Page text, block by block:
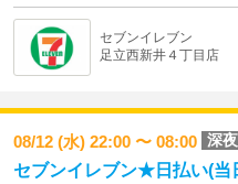
セブンイレブン
足立西新井４丁目店
08/12 (水) 22:00 〜 08:00 深夜
セブンイレブン★日払い(